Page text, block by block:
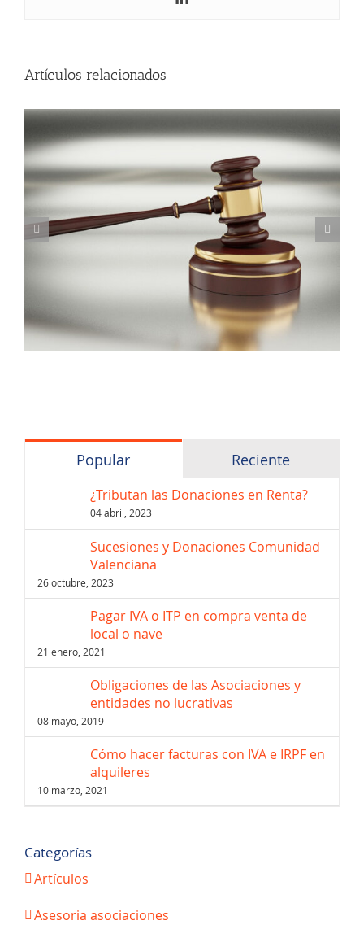
Artículos relacionados
localiza?
Popular Reciente
¿Tributan las Donaciones en Renta?
04 abril, 2023
Sucesiones y Donaciones Comunidad
Valenciana
26 octubre, 2023
Pagar IVA o ITP en compra venta de
local o nave
21 enero, 2021
Obligaciones de las Asociaciones y
entidades no lucrativas
08 mayo, 2019
Cómo hacer facturas con IVA e IRPF en
alquileres
10 marzo, 2021
Categorías
Artículos
Asesoria asociaciones